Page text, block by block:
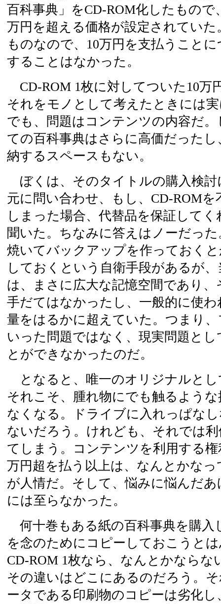
百科事典」をCD-ROM化したもので
万円を超える価格が設定されてい
ものなので、10万円を支払うこと
することはなかった。
CD-ROM 1枚に対してついた10万
それをモノとして考えたときには
でも、問題はコンテンツの内容だ
ての百科事典はさらに高価だった
納するスペースもない。
ぼくは、そのタイトルの購入検討
元に問い合わせ、もし、CD-ROM
しまった場合、代替品を保証して
聞いた。ちなみに答えはノーだっ
焼いてバックアップを作っておく
しておくという自衛手段があるが、
は、まさに広大な記憶空間であり
手だてはなかったし、一般的に使
量をはるかに超えていた。つまり
いった問題ではなく、現実問題と
とができなかったのだ。
となると、唯一のオリジナルとし
それこそ、腫れ物にでも触るよう
なくなる。ドライブに入れっぱな
ないだろう。けれども、それでは
てしまう。コンテンツを利用する
万円超を払う以上は、なんとかな
が人情だ。そして、悩みに悩んだ
には至らなかった。
何十巻もある紙の百科事典を購入
を念のためにコピーしておこうと
CD-ROM 1枚なら、なんとかならな
その違いはどこにあるのだろう。
ータである印刷物のコピーは劣化